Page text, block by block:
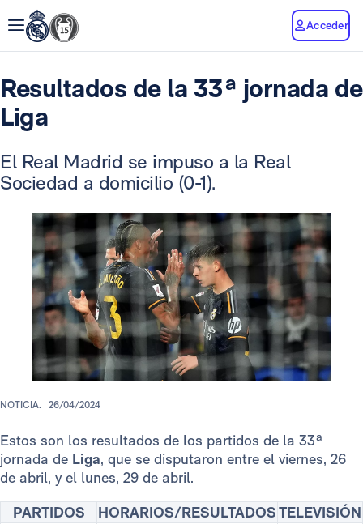
Acceder
Resultados de la 33ª jornada de
Liga
El Real Madrid se impuso a la Real
Sociedad a domicilio (0-1).
NOTICIA. 26/04/2024
Estos son los resultados de los partidos de la 33ª
jornada de Liga, que se disputaron entre el viernes, 26
de abril, y el lunes, 29 de abril.
PARTIDOS HORARIOS/RESULTADOSTELEVISIÓN